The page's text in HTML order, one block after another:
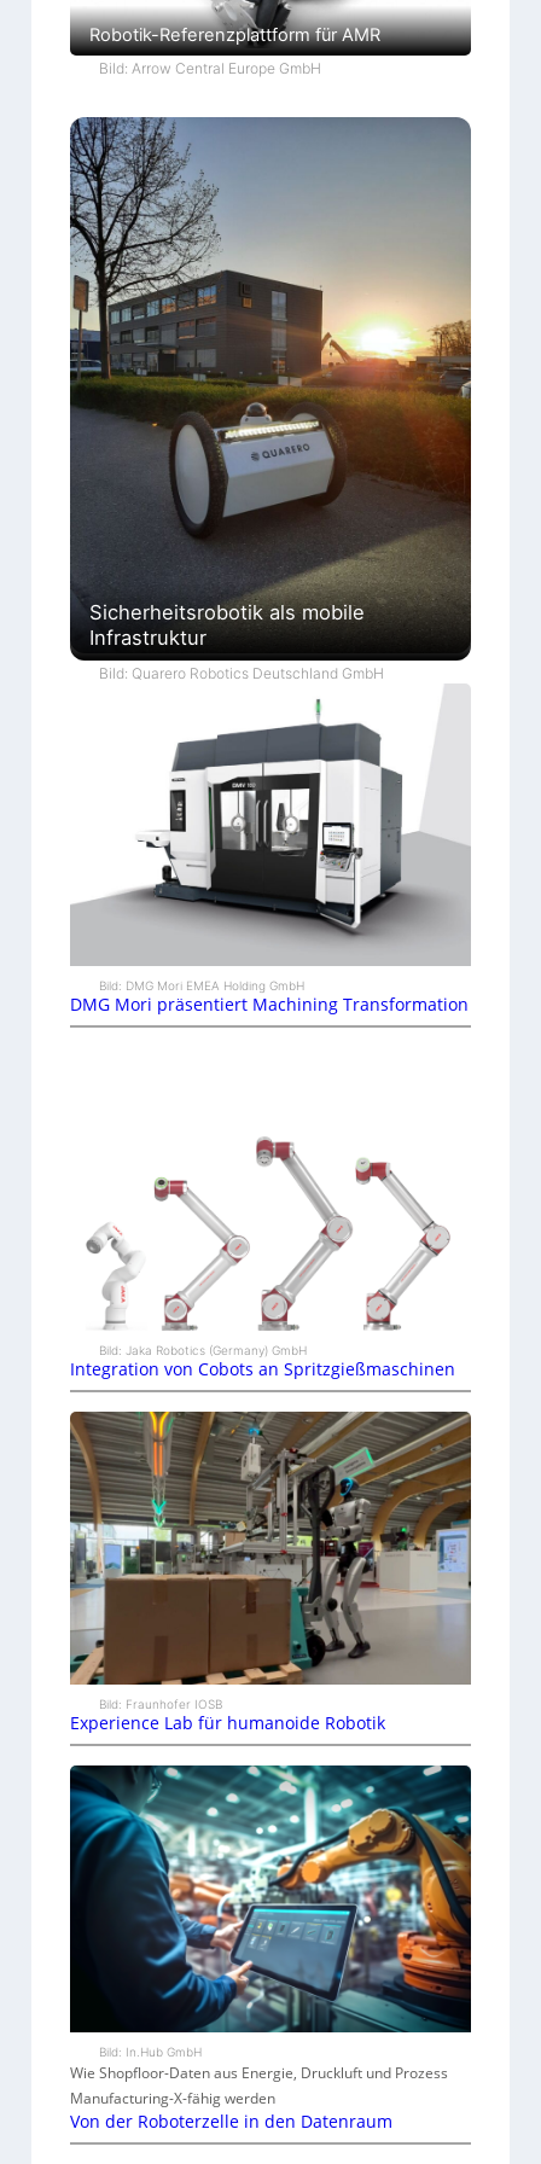
Robotik-Referenzplattform für AMR
Bild: Arrow Central Europe GmbH
Sicherheitsrobotik als mobile
Infrastruktur
Bild: Quarero Robotics Deutschland GmbH
Bild: DMG Mori EMEA Holding GmbH
DMG Mori präsentiert Machining Transformation
Bild: Jaka Robotics (Germany) GmbH
Integration von Cobots an Spritzgießmaschinen
Bild: Fraunhofer IOSB
Experience Lab für humanoide Robotik
Bild: In.Hub GmbH
Wie Shopfloor-Daten aus Energie, Druckluft und Prozess
Manufacturing-X-fähig werden
Von der Roboterzelle in den Datenraum